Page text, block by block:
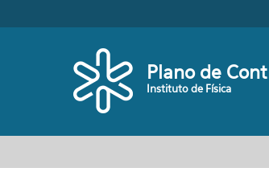
Plano de
Instituto de Física